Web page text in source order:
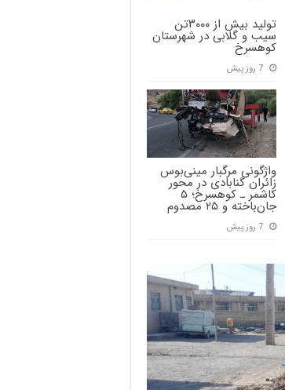
تولید بیش از ۳۰۰۰تن
سیب و گلابی در شهرستان
کوهسرخ
7 روز پیش
واژگونی مرگبار مینی‌بوس
زائران گنابادی در محور
کاشمر ـ کوهسرخ؛ ۵
جان‌باخته و ۲۵ مصدوم
7 روز پیش